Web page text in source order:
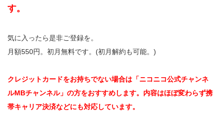
す。
気に入ったら是非ご登録を。
月額550円。初月無料です。(初月解約も可能。)
クレジットカードをお持ちでない場合は「ニコニコ公式チャンネ
ルMBチャンネル」の方をおすすめします。内容はほぼ変わらず携
帯キャリア決済などにも対応しています。